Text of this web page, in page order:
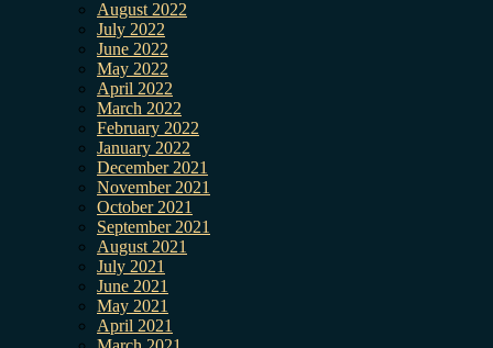
August 2022
July 2022
June 2022
May 2022
April 2022
March 2022
February 2022
January 2022
December 2021
November 2021
October 2021
September 2021
August 2021
July 2021
June 2021
May 2021
April 2021